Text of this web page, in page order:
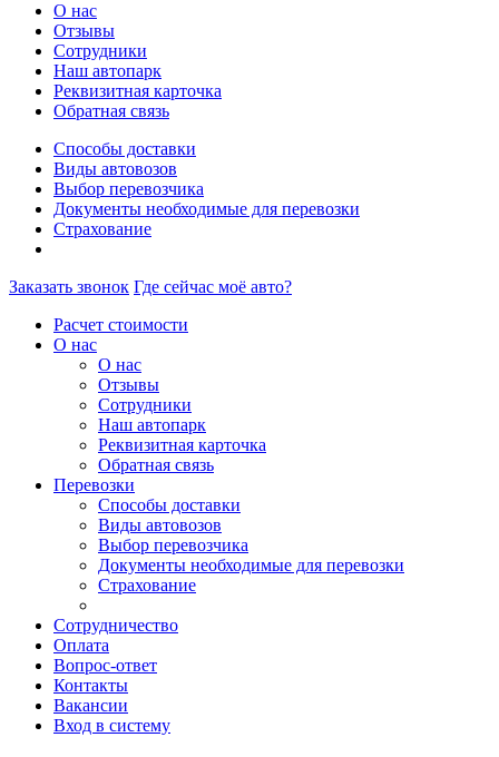
О нас
Отзывы
Сотрудники
Наш автопарк
Реквизитная карточка
Обратная связь
Способы доставки
Виды автовозов
Выбор перевозчика
Документы необходимые для перевозки
Страхование
Заказать звонок Где сейчас моё авто?
Расчет стоимости
О нас
О нас
Отзывы
Сотрудники
Наш автопарк
Реквизитная карточка
Обратная связь
Перевозки
Способы доставки
Виды автовозов
Выбор перевозчика
Документы необходимые для перевозки
Страхование
Сотрудничество
Оплата
Вопрос-ответ
Контакты
Вакансии
Вход в систему